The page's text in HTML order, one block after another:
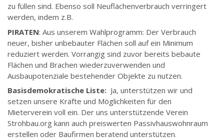
zu füllen sind. Ebenso soll Neuflächenverbrauch verringert
werden, indem z.B.
PIRATEN: Aus unserem Wahlprogramm: Der Verbrauch
neuer, bisher unbebauter Flächen soll auf ein Minimum
reduziert werden. Vorrangig sind zuvor bereits bebaute
Flächen und Brachen wiederzuverwenden und
Ausbaupotenziale bestehender Objekte zu nutzen.
Basisdemokratische Liste: Ja, unterstützen wir und
setzen unsere Kräfte und Möglichkeiten für den
Mieterverein voll ein. Der uns unterstützende Verein
Strohbau.org kann auch preiswerten Passivhauswohnraum
erstellen oder Baufirmen beratend unterstützen.